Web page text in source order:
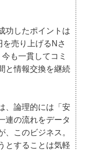
功したポイントは
を売り上げるNさ
も一貫してコミ
と情報交換を継続
、論理的には「安
連の流れをデータ
、このビジネス。
とすることは気軽